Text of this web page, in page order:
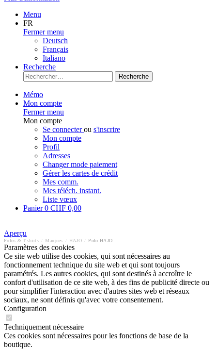
Menu
FR
Fermer menu
Deutsch
Français
Italiano
Recherche
Recherche
Mémo
Mon compte
Fermer menu
Mon compte
Se connecterou s'inscrire
Mon compte
Profil
Adresses
Changer mode paiement
Gérer les cartes de crédit
Mes comm.
Mes téléch. instant.
Liste vœux
Panier0 CHF 0,00
Aperçu
Polos & T-shirts Marques HAJO Polo HAJO
Paramètres des cookies
Ce site web utilise des cookies, qui sont nécessaires au
fonctionnement technique du site web et qui sont toujours
paramétrés. Les autres cookies, qui sont destinés à accroître le
confort d'utilisation de ce site web, à des fins de publicité directe ou
pour simplifier l'interaction avec d'autres sites web et réseaux
sociaux, ne sont définis qu'avec votre consentement.
Configuration
Techniquement nécessaire
Ces cookies sont nécessaires pour les fonctions de base de la
boutique.